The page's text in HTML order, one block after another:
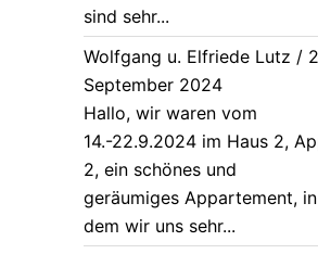
sind sehr...
Wolfgang u. Elfriede Lutz /
September 2024
Hallo, wir waren vom
14.-22.9.2024 im Haus 2,
2, ein schönes und
geräumiges Appartement, in
dem wir uns sehr...